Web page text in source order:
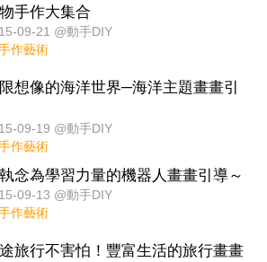
手作大集合
09-21 @動手DIY
作藝術
想像的海洋世界─海洋主題畫畫引
09-19 @動手DIY
作藝術
念為學習力量的機器人畫畫引導～
09-13 @動手DIY
作藝術
旅行不害怕！豐富生活的旅行畫畫